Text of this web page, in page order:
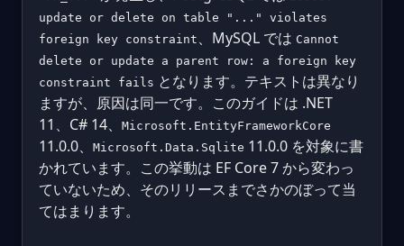
update or delete on table "..." violates
foreign key constraint 、MySQL では Cannot
delete or update a parent row: a foreign key
constraint fails となります。テキストは異なり
ますが、原因は同一です。このガイドは .NET
11、C# 14、
Microsoft.EntityFrameworkCore
11.0.0、 Microsoft.Data.Sqlite 11.0.0 を対象に書
かれています。この挙動は EF Core 7 から変わっ
ていないため、そのリリースまでさかのぼって当
てはまります。